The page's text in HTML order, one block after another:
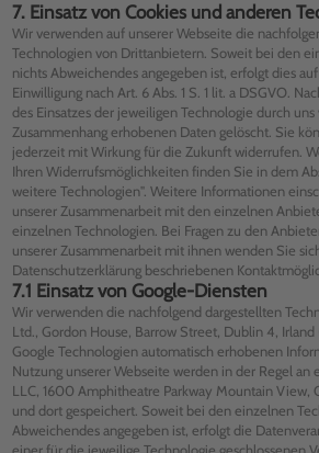
7. Einsatz von Cookies und anderen
Wir verwenden auf unserer Webseite die
Technologien von Drittanbietern. Soweit bei den
nichts Abweichendes angegeben ist, erfolgt dies
Einwilligung nach Art. 6 Abs. 1 S. 1 lit. a DSGVO.
des Einsatzes der jeweiligen Technologie durch
Zusammenhang erhobenen Daten gelöscht. Sie
jederzeit mit Wirkung für die Zukunft widerrufen.
Ihren Widerrufsmöglichkeiten finden Sie in dem
weitere Technologien". Weitere Informationen
unserer Zusammenarbeit mit den einzelnen
einzelnen Technologien. Bei Fragen zu den
unserer Zusammenarbeit mit ihnen wenden Sie
Datenschutzerklärung beschriebenen
7.1 Einsatz von Google-Diensten
Wir verwenden die nachfolgend dargestellten
Ltd., Gordon House, Barrow Street, Dublin 4, Irland
Google Technologien automatisch erhobenen
Nutzung unserer Webseite werden in der Regel an
LLC, 1600 Amphitheatre Parkway Mountain View,
und dort gespeichert. Soweit bei den einzelnen
Abweichendes angegeben ist, erfolgt die